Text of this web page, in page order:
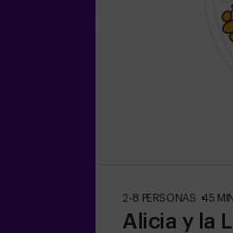
2-8 PERSONAS 45
Alicia y la